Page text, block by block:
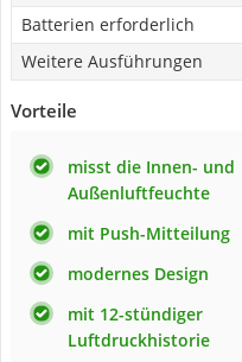
Batterien erforderlich
Weitere Ausführungen
Vorteile
misst die Innen- und
Außenluftfeuchte
mit Push-Mitteilung
modernes Design
mit 12-stündiger
Luftdruckhistorie